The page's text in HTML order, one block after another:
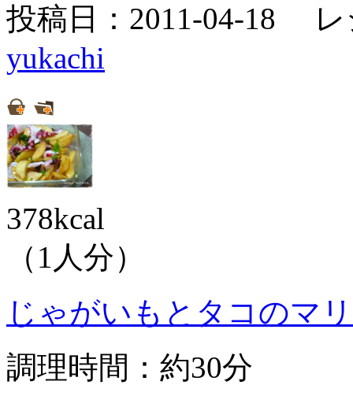
投稿日：2011-04-18
yukachi
378kcal
（1人分）
じゃがいもとタコのマ
調理時間：約30分